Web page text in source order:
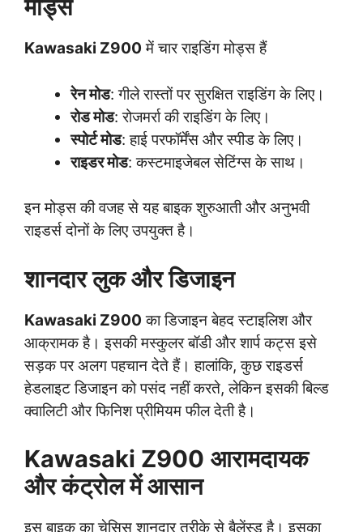
मोड्स
Kawasaki Z900 में चार राइडिंग मोड्स हैं
रेन मोड: गीले रास्तों पर सुरक्षित राइडिंग के लिए।
रोड मोड: रोजमर्रा की राइडिंग के लिए।
स्पोर्ट मोड: हाई परफॉर्मेंस और स्पीड के लिए।
राइडर मोड: कस्टमाइजेबल सेटिंग्स के साथ।
इन मोड्स की वजह से यह बाइक शुरुआती और अनुभवी
राइडर्स दोनों के लिए उपयुक्त है।
शानदार लुक और डिजाइन
Kawasaki Z900 का डिजाइन बेहद स्टाइलिश और
आक्रामक है। इसकी मस्कुलर बॉडी और शार्प कट्स इसे
सड़क पर अलग पहचान देते हैं। हालांकि, कुछ राइडर्स
हेडलाइट डिजाइन को पसंद नहीं करते, लेकिन इसकी बिल्ड
क्वालिटी और फिनिश प्रीमियम फील देती है।
Kawasaki Z900 आरामदायक
और कंट्रोल में आसान
इस बाइक का चेसिस शानदार तरीके से बैलेंस्ड है। इसका